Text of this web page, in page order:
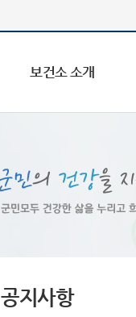
보건소 소개
공지사항